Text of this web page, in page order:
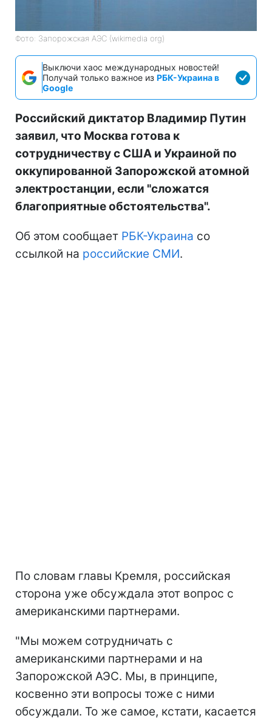
Фото: Запорожская АЭС (wikimedia org)
Выключи хаос международных новостей!
Получай только важное из РБК-Украина в
Google
Российский диктатор Владимир Путин
заявил, что Москва готова к
сотрудничеству с США и Украиной по
оккупированной Запорожской атомной
электростанции, если "сложатся
благоприятные обстоятельства".
Об этом сообщает РБК-Украина со
ссылкой на российские СМИ.
По словам главы Кремля, российская
сторона уже обсуждала этот вопрос с
американскими партнерами.
"Мы можем сотрудничать с
американскими партнерами и на
Запорожской АЭС. Мы, в принципе,
косвенно эти вопросы тоже с ними
обсуждали. То же самое, кстати, касается